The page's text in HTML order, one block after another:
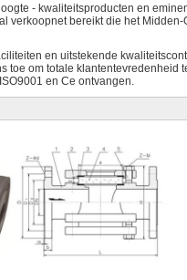
- kwaliteitsproducten en
verkoopnet bereikt die het Midden-
en uitstekende
toe om totale klantentevredenheid
en Ce ontvangen.